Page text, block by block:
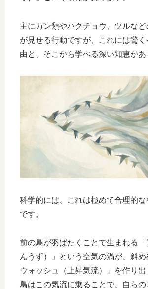
主にガン類やハクチョウ、ツルな
が見せる行動ですが、これには驚
由と、そこから学べる深い知恵があ
科学的には、これは極めて合理的な
です。
前の鳥が羽ばたくことで生まれる「
んうず）」という空気の渦が、斜
ウォッシュ（上昇気流）」を作り
鳥はこの気流に乗ることで、自ら